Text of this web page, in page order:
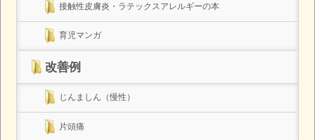
接触性皮膚炎・ラテックスアレルギーの本
育児マンガ
改善例
じんましん（慢性）
片頭痛